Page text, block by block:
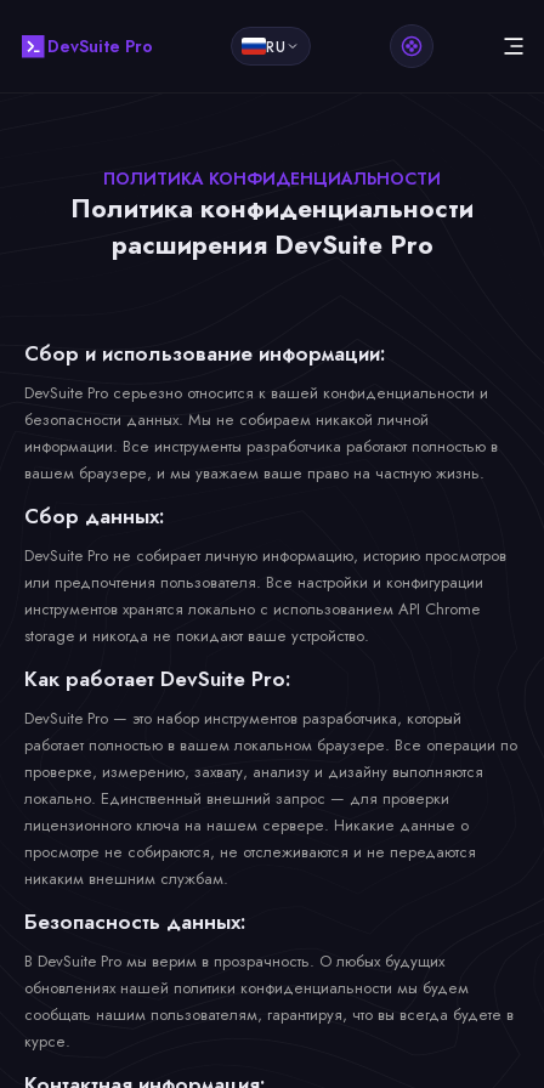
DevSuite Pro RU
ПОЛИТИКА КОНФИДЕНЦИАЛЬНОСТИ
Политика конфиденциальности
расширения DevSuite Pro
Сбор и использование информации:
DevSuite Pro серьезно относится к вашей конфиденциальности и
безопасности данных. Мы не собираем никакой личной
информации. Все инструменты разработчика работают полностью в
вашем браузере, и мы уважаем ваше право на частную жизнь.
Сбор данных:
DevSuite Pro не собирает личную информацию, историю просмотров
или предпочтения пользователя. Все настройки и конфигурации
инструментов хранятся локально с использованием API Chrome
storage и никогда не покидают ваше устройство.
Как работает DevSuite Pro:
DevSuite Pro — это набор инструментов разработчика, который
работает полностью в вашем локальном браузере. Все операции по
проверке, измерению, захвату, анализу и дизайну выполняются
локально. Единственный внешний запрос — для проверки
лицензионного ключа на нашем сервере. Никакие данные о
просмотре не собираются, не отслеживаются и не передаются
никаким внешним службам.
Безопасность данных:
В DevSuite Pro мы верим в прозрачность. О любых будущих
обновлениях нашей политики конфиденциальности мы будем
сообщать нашим пользователям, гарантируя, что вы всегда будете в
курсе.